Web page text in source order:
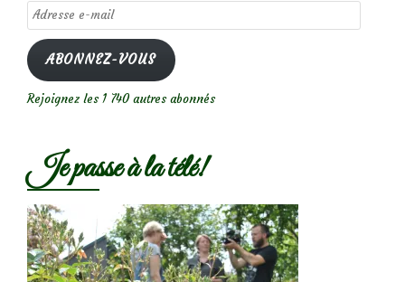
Adresse
e-
mail
ABONNEZ-VOUS
Rejoignez les 1 740 autres abonnés
Je passe à la télé!